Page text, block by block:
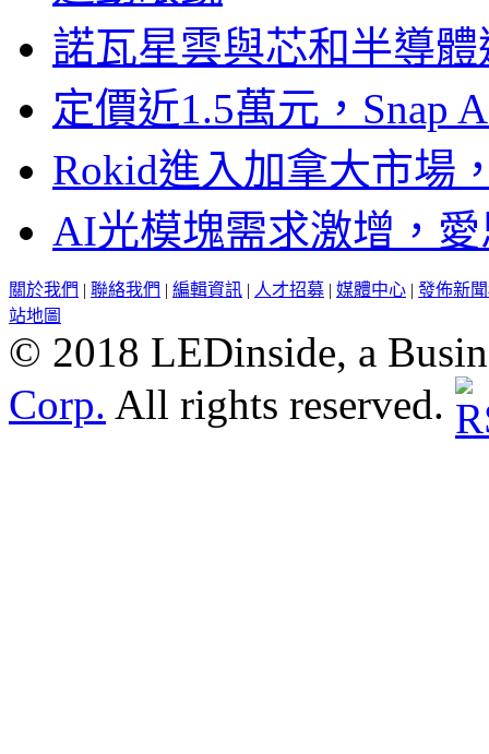
諾瓦星雲與芯和半導
定價近1.5萬元，Snap
Rokid進入加拿大市場
AI光模塊需求激增，
關於我們 | 聯絡我們 | 編輯資訊 | 人才招募 | 媒體中心 | 發佈新
站地圖
© 2018 LEDinside, a
Corp. All rights reserved.